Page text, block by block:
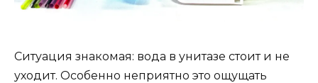
Ситуация знакомая: вода в унитазе стоит и не
уходит. Особенно неприятно это ощущать